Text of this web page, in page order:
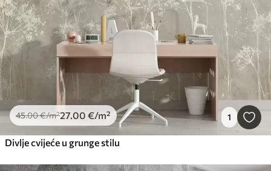
45.00€/m²27.00 €/m² 1
Divlje cvijeće u grunge stilu